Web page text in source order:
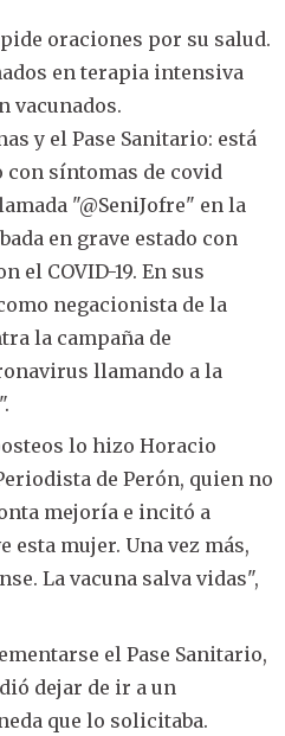
oraciones por su salud.
en terapia intensiva
vacunados.
y el Pase Sanitario: está
con síntomas de covid
"@SeniJofre" en la
en grave estado con
el COVID-19. En sus
negacionista de la
la campaña de
llamando a la
lo hizo Horacio
de Perón, quien no
mejoría e incitó a
esta mujer. Una vez más,
La vacuna salva vidas",
el Pase Sanitario,
dejar de ir a un
que lo solicitaba.